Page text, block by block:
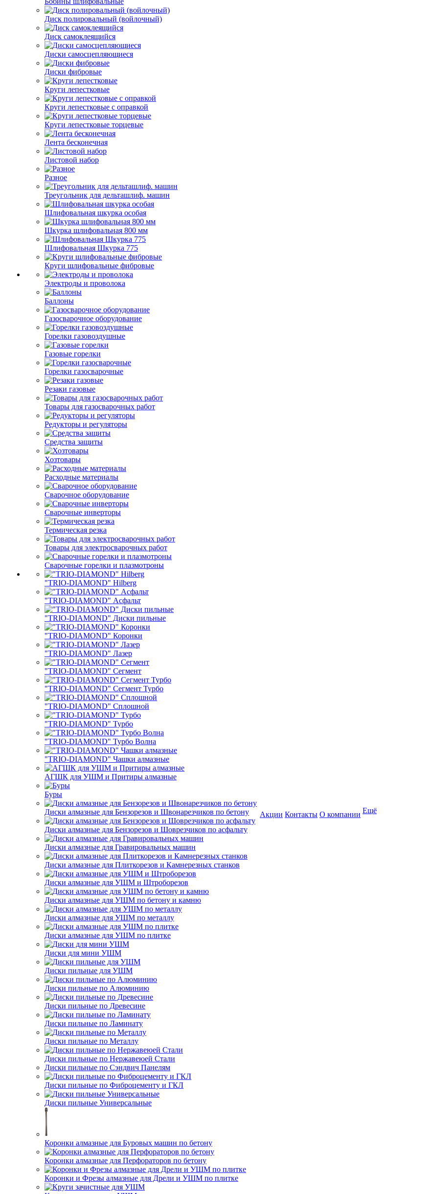
Диск полировальный (войлочный)
Диск самоклеящийся
Диски самосцепляющиеся
Диски фибровые
Круги лепестковые
Круги лепестковые с оправкой
Круги лепестковые торцевые
Лента бесконечная
Листовой набор
Разное
Треугольник для дельташлиф. машин
Шлифовальная шкурка особая
Шкурка шлифовальная 800 мм
Шлифовальная Шкурка 775
Круги шлифовальные фибровые
Электроды и проволока
Баллоны
Газосварочное оборудование
Горелки газовоздушные
Газовые горелки
Горелки газосварочные
Резаки газовые
Товары для газосварочных работ
Редукторы и регуляторы
Средства защиты
Хозтовары
Расходные материалы
Сварочное оборудование
Сварочные инверторы
Термическая резка
Товары для электросварочных работ
Сварочные горелки и плазмотроны
"TRIO-DIAMOND" Hilberg
"TRIO-DIAMOND" Асфальт
"TRIO-DIAMOND" Диски пильные
"TRIO-DIAMOND" Коронки
"TRIO-DIAMOND" Лазер
"TRIO-DIAMOND" Сегмент
"TRIO-DIAMOND" Сегмент Турбо
"TRIO-DIAMOND" Сплошной
"TRIO-DIAMOND" Турбо
"TRIO-DIAMOND" Турбо Волна
"TRIO-DIAMOND" Чашки алмазные
АГШК для УШМ и Притиры алмазные
Буры
Диски алмазные для Бензорезов и Швонарезчиков по бетону
Диски алмазные для Бензорезов и Шоврезчиков по асфальту
Диски алмазные для Гравировальных машин
Диски алмазные для Плиткорезов и Камнерезных станков
Диски алмазные для УШМ и Штроборезов
Диски алмазные для УШМ по бетону и камню
Диски алмазные для УШМ по металлу
Диски алмазные для УШМ по плитке
Диски для мини УШМ
Диски пильные для УШМ
Диски пильные по Алюминию
Диски пильные по Древесине
Диски пильные по Ламинату
Диски пильные по Металлу
Диски пильные по Нержавеюей Стали
Диски пильные по Сэндвич Панелям
Диски пильные по Фиброцементу и ГКЛ
Диски пильные Универсальные
Коронки алмазные для Буровых машин по бетону
Коронки алмазные для Перфораторов по бетону
Коронки и Фрезы алмазные для Дрели и УШМ по плитке
Акции Контакты О компании Ещё